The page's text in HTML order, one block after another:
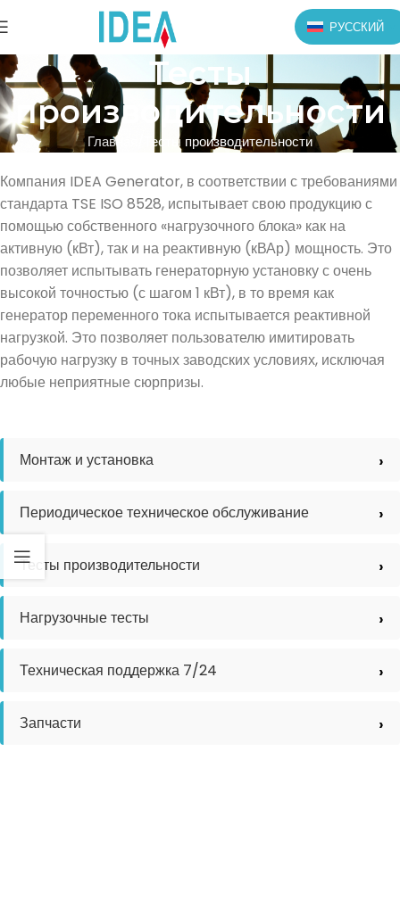
РУССКИЙ
Тесты
производительности
Главная Тесты производительности
Монтаж и установка
Периодическое техническое обслуживание
Тесты производительности
Нагрузочные тесты
Техническая поддержка 7/24
Запчасти
Компания IDEA Generator, в соответствии с требованиями
стандарта TSE ISO 8528, испытывает свою продукцию с
помощью собственного «нагрузочного блока» как на
активную (кВт), так и на реактивную (кВАр) мощность. Это
позволяет испытывать генераторную установку с очень
высокой точностью (с шагом 1 кВт), в то время как
генератор переменного тока испытывается реактивной
нагрузкой. Это позволяет пользователю имитировать
рабочую нагрузку в точных заводских условиях, исключая
любые неприятные сюрпризы.